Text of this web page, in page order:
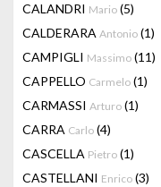
CALANDRI Mario (5)
CALDERARA Antonio (1)
CAMPIGLI Massimo (11)
CAPPELLO Carmelo (1)
CARMASSI Arturo (1)
CARRA Carlo (4)
CASCELLA Pietro (1)
CASTELLANI Enrico (3)